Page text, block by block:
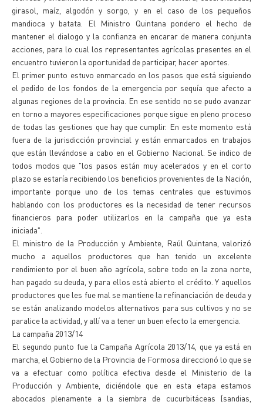
girasol, maíz, algodón y sorgo, y en el caso de los pequeños
mandioca y batata. El Ministro Quintana pondero el hecho de
mantener el dialogo y la confianza en encarar de manera conjunta
acciones, para lo cual los representantes agrícolas presentes en el
encuentro tuvieron la oportunidad de participar, hacer aportes.
El primer punto estuvo enmarcado en los pasos que está siguiendo
el pedido de los fondos de la emergencia por sequía que afecto a
algunas regiones de la provincia. En ese sentido no se pudo avanzar
en torno a mayores especificaciones porque sigue en pleno proceso
de todas las gestiones que hay que cumplir. En este momento está
fuera de la jurisdicción provincial y están enmarcados en trabajos
que están llevándose a cabo en el Gobierno Nacional. Se indico de
todos modos que "los pasos están muy acelerados y en el corto
plazo se estaría recibiendo los beneficios provenientes de la Nación,
importante porque uno de los temas centrales que estuvimos
hablando con los productores es la necesidad de tener recursos
financieros para poder utilizarlos en la campaña que ya esta
iniciada".
El ministro de la Producción y Ambiente, Raúl Quintana, valorizó
mucho a aquellos productores que han tenido un excelente
rendimiento por el buen año agrícola, sobre todo en la zona norte,
han pagado su deuda, y para ellos está abierto el crédito. Y aquellos
productores que les fue mal se mantiene la refinanciación de deuda y
se están analizando modelos alternativos para sus cultivos y no se
paralice la actividad, y allí va a tener un buen efecto la emergencia.
La campaña 2013/14
El segundo punto fue la Campaña Agrícola 2013/14, que ya está en
marcha, el Gobierno de la Provincia de Formosa direccionó lo que se
va a efectuar como política efectiva desde el Ministerio de la
Producción y Ambiente, diciéndole que en esta etapa estamos
abocados plenamente a la siembra de cucurbitáceas (sandias,